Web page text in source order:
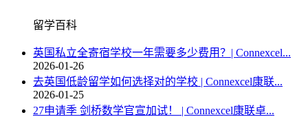
留学百科
英国私立全寄宿学校一年需要多少费用？| Connexcel...
2026-01-26
去英国低龄留学如何选择对的学校 | Connexcel康联...
2026-01-25
27申请季 剑桥数学官宣加试！ | Connexcel康联卓...